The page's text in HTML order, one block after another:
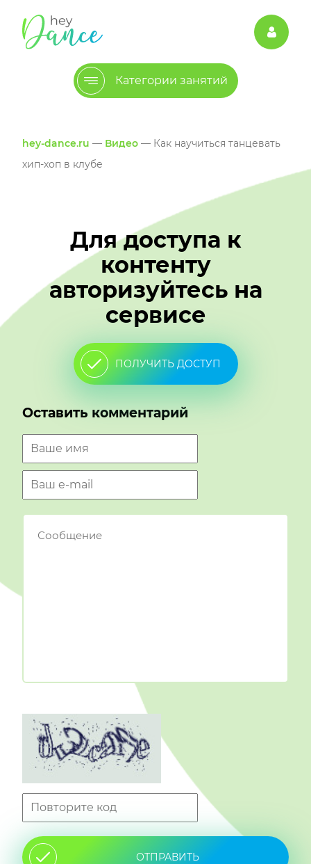
Категории занятий
hey-dance.ru — Видео — Как научиться танцевать
хип-хоп в клубе
Для доступа к
контенту
авторизуйтесь на
сервисе
ПОЛУЧИТЬ ДОСТУП
Оставить комментарий
ОТПРАВИТЬ